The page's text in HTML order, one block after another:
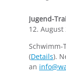
Jugend-
12. August
Schwimm-
(Details).
an